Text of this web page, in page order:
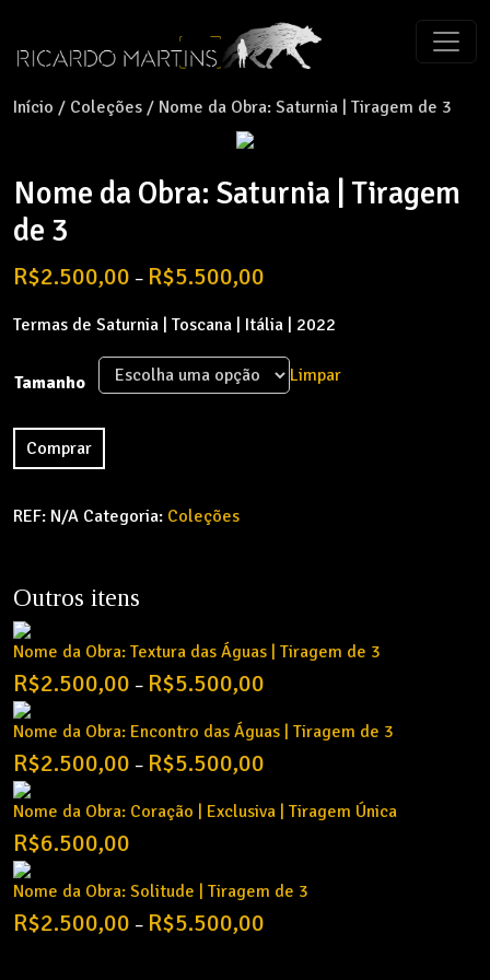
Início / Coleções / Nome da Obra: Saturnia | Tiragem de 3
Nome da Obra: Saturnia | Tiragem
de 3
R$2.500,00 – R$5.500,00
R$2.500,00
R$5.500,00
Termas de Saturnia | Toscana | Itália | 2022
Tamanho Limpar
Comprar
REF: N/A Categoria: Coleções
Outros itens
Nome da Obra: Textura das Águas | Tiragem de 3
R$2.500,00 – R$5.500,00
R$2.500,00
Nome da Obra: Encontro das Águas | Tiragem de 3
R$2.500,00 – R$5.500,00
R$2.500,00
Nome da Obra: Coração | Exclusiva | Tiragem Única
R$6.500,00
Nome da Obra: Solitude | Tiragem de 3
R$2.500,00 – R$5.500,00